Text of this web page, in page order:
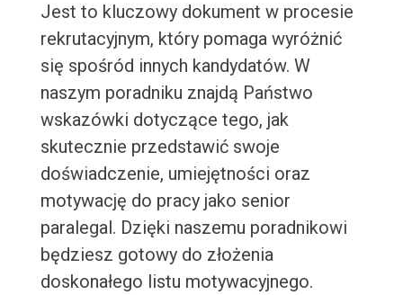
Jest to kluczowy dokument w procesie
rekrutacyjnym, który pomaga wyróżnić
się spośród innych kandydatów. W
naszym poradniku znajdą Państwo
wskazówki dotyczące tego, jak
skutecznie przedstawić swoje
doświadczenie, umiejętności oraz
motywację do pracy jako senior
paralegal. Dzięki naszemu poradnikowi
będziesz gotowy do złożenia
doskonałego listu motywacyjnego.